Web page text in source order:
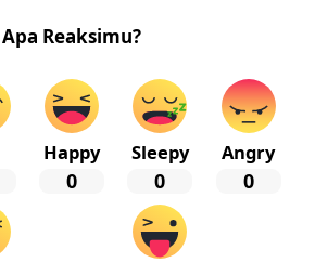
Apa Reaksimu?
Happy
0
Sleepy
0
Angry
0